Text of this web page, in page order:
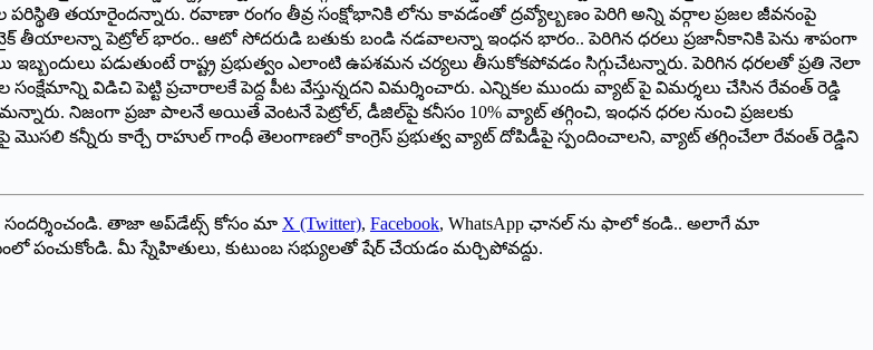
తయారైందన్నారు. రవాణా రంగం తీవ్ర సంక్షోభానికి లోను కావడంతో ద్రవ్యోల్బణం పెరిగి అన్ని వర్గాల ప్రజల జీవనంపై
తీయాలన్నా పెట్రోల్ భారం.. ఆటో సోదరుడి బతుకు బండి నడవాలన్నా ఇంధన భారం.. పెరిగిన ధరలు ప్రజానీకానికి పెను శాపంగా
పడుతుంటే రాష్ట్ర ప్రభుత్వం ఎలాంటి ఉపశమన చర్యలు తీసుకోకపోవడం సిగ్గుచేటన్నారు. పెరిగిన ధరలతో ప్రతి నెలా
విడిచి పెట్టి ప్రచారాలకే పెద్ద పీట వేస్తున్నదని విమర్శించారు. ఎన్నికల ముందు వ్యాట్ పై విమర్శలు చేసిన రేవంత్ రెడ్డి
నిజంగా ప్రజా పాలనే అయితే వెంటనే పెట్రోల్, డీజిల్‌పై కనీసం 10% వ్యాట్ తగ్గించి, ఇంధన ధరల నుంచి ప్రజలకు
కన్నీరు కార్చే రాహుల్ గాంధీ తెలంగాణలో కాంగ్రెస్ ప్రభుత్వ వ్యాట్ దోపిడీపై స్పందించాలని, వ్యాట్ తగ్గించేలా రేవంత్ రెడ్డిని
సందర్శించండి. తాజా అప్‌డేట్స్ కోసం మా X (Twitter), Facebook, WhatsApp ఛానల్ ను ఫాలో కండి.. అలాగే మా
మీ స్నేహితులు, కుటుంబ సభ్యులతో షేర్ చేయడం మర్చిపోవద్దు.